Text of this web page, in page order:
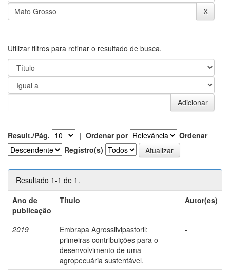
Utilizar filtros para refinar o resultado de busca.
Result./Pág. | Ordenar por
Ordenar
Registro(s)
Resultado 1-1 de 1.
Ano de
publicação
Título Autor(es)
2019
Embrapa Agrossilvipastoril:
primeiras contribuições para o
desenvolvimento de uma
agropecuária sustentável.
-